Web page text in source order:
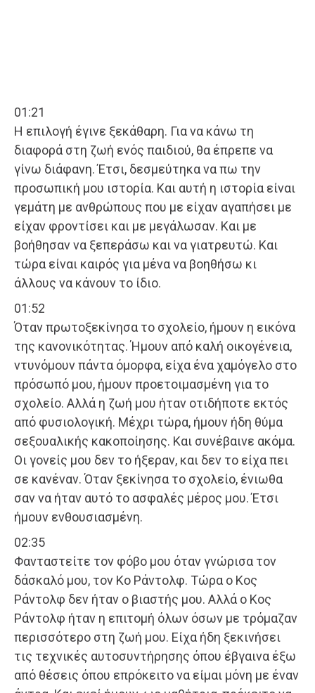
01:21
Η επιλογή έγινε ξεκάθαρη. Για να κάνω τη
διαφορά στη ζωή ενός παιδιού, θα έπρεπε να
γίνω διάφανη. Έτσι, δεσμεύτηκα να πω την
προσωπική μου ιστορία. Και αυτή η ιστορία είναι
γεμάτη με ανθρώπους που με είχαν αγαπήσει με
είχαν φροντίσει και με μεγάλωσαν. Και με
βοήθησαν να ξεπεράσω και να γιατρευτώ. Και
τώρα είναι καιρός για μένα να βοηθήσω κι
άλλους να κάνουν το ίδιο.
01:52
Όταν πρωτοξεκίνησα το σχολείο, ήμουν η εικόνα
της κανονικότητας. Ήμουν από καλή οικογένεια,
ντυνόμουν πάντα όμορφα, είχα ένα χαμόγελο στο
πρόσωπό μου, ήμουν προετοιμασμένη για το
σχολείο. Αλλά η ζωή μου ήταν οτιδήποτε εκτός
από φυσιολογική. Μέχρι τώρα, ήμουν ήδη θύμα
σεξουαλικής κακοποίησης. Και συνέβαινε ακόμα.
Οι γονείς μου δεν το ήξεραν, και δεν το είχα πει
σε κανέναν. Όταν ξεκίνησα το σχολείο, ένιωθα
σαν να ήταν αυτό το ασφαλές μέρος μου. Έτσι
ήμουν ενθουσιασμένη.
02:35
Φανταστείτε τον φόβο μου όταν γνώρισα τον
δάσκαλό μου, τον Κο Ράντολφ. Τώρα ο Κος
Ράντολφ δεν ήταν ο βιαστής μου. Αλλά ο Κος
Ράντολφ ήταν η επιτομή όλων όσων με τρόμαζαν
περισσότερο στη ζωή μου. Είχα ήδη ξεκινήσει
τις τεχνικές αυτοσυντήρησης όπου έβγαινα έξω
από θέσεις όπου επρόκειτο να είμαι μόνη με έναν